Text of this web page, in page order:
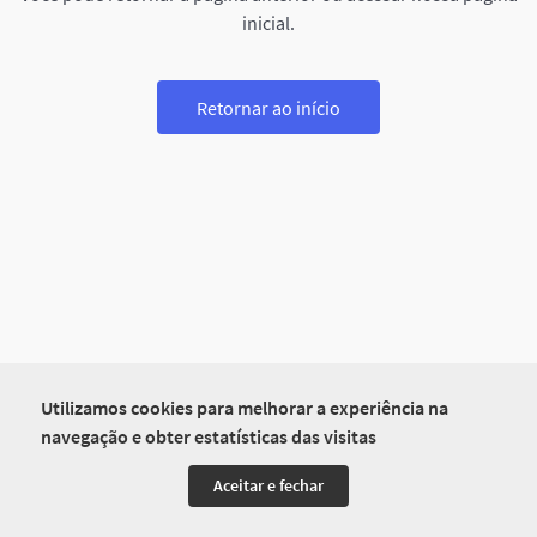
Utilizamos cookies para melhorar a experiência na
navegação e obter estatísticas das visitas
Aceitar e fechar
inicial.
Retornar ao início